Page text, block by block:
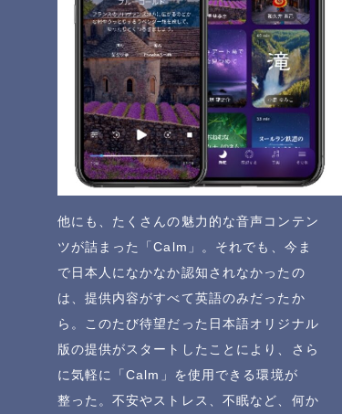
他にも、たくさんの魅力的な音声コンテン
ツが詰まった「Calm」。それでも、今ま
で日本人になかなか認知されなかったの
は、提供内容がすべて英語のみだったか
ら。このたび待望だった日本語オリジナル
版の提供がスタートしたことにより、さら
に気軽に「Calm」を使用できる環境が
整った。不安やストレス、不眠など、何か